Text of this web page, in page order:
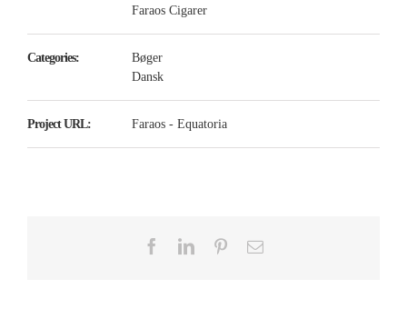
Faraos Cigarer
Categories:
Bøger
Dansk
Project URL: Faraos - Equatoria
FacebookLinkedInPinterestEmail